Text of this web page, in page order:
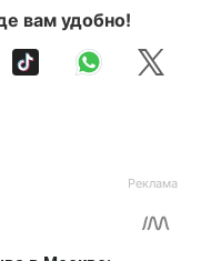
вам удобно!